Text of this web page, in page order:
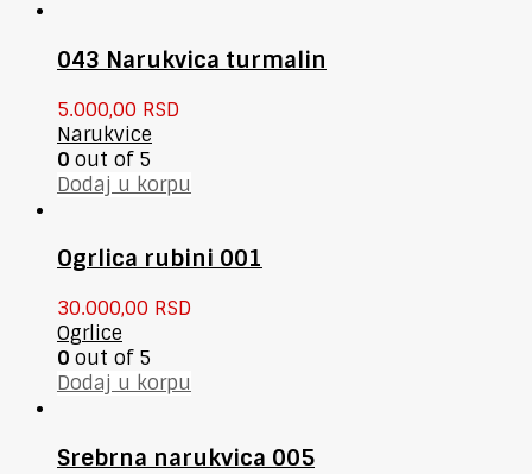
043 Narukvica turmalin
5.000,00 RSD
Narukvice
0 out of 5
Dodaj u korpu
Ogrlica rubini 001
30.000,00 RSD
Ogrlice
0 out of 5
Dodaj u korpu
Srebrna narukvica 005